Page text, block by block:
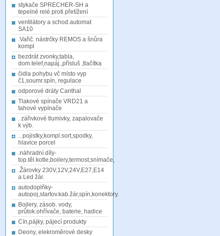
stykače SPRECHER-SH a
tepelné relé proti přetížení
ventilátory a schod.automat
SA10
.Vařič. nástrčky REMOS a šnůra
kompl
bezdrát zvonky,tabla,
dom.telef,napáj.,přísluš ,tlačítka
čidla pohybu vč místo vyp
č1,soumr.spín, regulace
odporové dráty Canthal
Tlakové spínače VRD21 a
tahové vypínače
. zářivkové tlumivky, zapalovače
k výb.
...pojistky,kompl.sort,spodky,
hlavice porcel
.náhradní.díly-
top.těl.kotle,boilery,termost,snímače,
.Žárovky 230V,12V,24V,E27,E14
a Led žár.
autodoplňky-
autopoj,startov.kab.žár,spín,konektory.
Bojlery, zásob. vody,
průtok.ohřívače, baterie, hadice
Cín,pájky, pájecí produkty
Deony, elekroměrové desky